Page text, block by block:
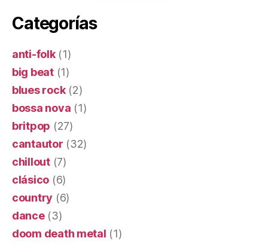
Categorías
anti-folk(1)
big beat(1)
blues rock(2)
bossa nova (1)
britpop (27)
cantautor (32)
chillout(7)
clásico (6)
country (6)
dance(3)
doom death metal (1)